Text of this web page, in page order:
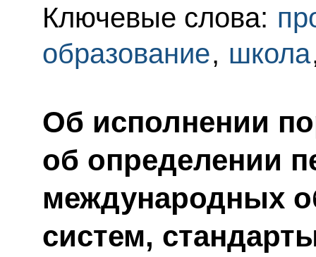
Ключевые слова:
образование, школа
Об исполнении
об определении
международных
систем,